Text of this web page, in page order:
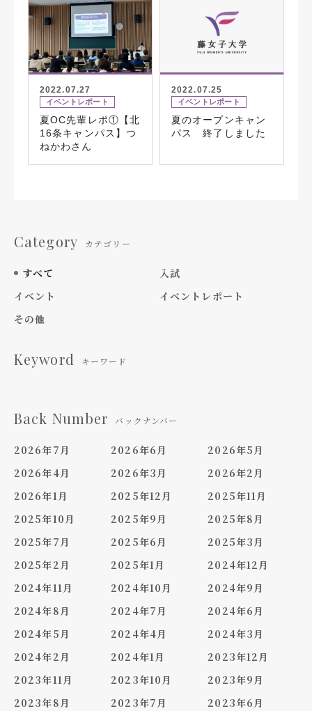
2022.07.27
イベントレポート
夏OC先輩レポ①【北
16条キャンパス】つ
ねかわさん
2022.07.25
イベントレポート
夏のオープンキャン
パス 終了しました
Category カテゴリー
すべて
入試
イベント
イベントレポート
その他
Keyword キーワード
Back Number バックナンバー
2026年7月 2026年6月
2026年5月
2026年4月
2026年3月
2026年2月
2026年1月
2025年12月
2025年11月
2025年10月
2025年9月
2025年8月
2025年7月
2025年6月
2025年3月
2025年2月
2025年1月
2024年12月
2024年11月
2024年10月
2024年9月
2024年8月
2024年7月
2024年6月
2024年5月
2024年4月
2024年3月
2024年2月
2024年1月
2023年12月
2023年11月
2023年10月
2023年9月
2023年8月
2023年7月 2023年6月